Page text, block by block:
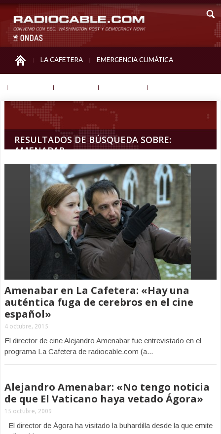
LA CAFETERA EMERGENCIA CLIMÁTICA
RESULTADOS DE BÚSQUEDA SOBRE:
AMENABAR
Amenabar en La Cafetera: «Hay una
auténtica fuga de cerebros en el cine
español»
4 octubre, 2015
El director de cine Alejandro Amenabar fue entrevistado en el
programa La Cafetera de radiocable.com (a...
Alejandro Amenabar: «No tengo noticia
de que El Vaticano haya vetado Ágora»
15 octubre, 2009
El director de Ágora ha visitado la buhardilla desde la que emite